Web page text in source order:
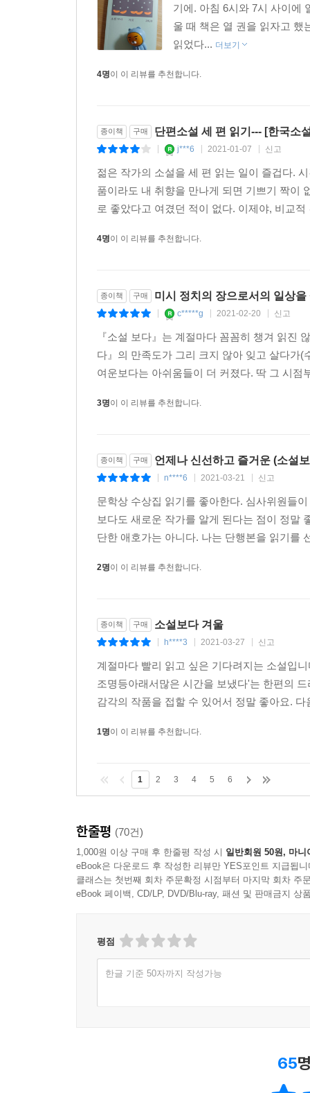
기에. 아침 6시와 7시 사이에
울 때 책은 열 권을 읽자고 했
읽었다... 더보기
4명이 이 리뷰를 추천합니다.
종이책 구매 단편소설 세 편 읽기--- [한국소
j***6 2021-01-07 신고
젊은 작가의 소설을 세 편 읽는 일이 즐겁다.
품이라도 내 취향을 만나게 되면 기쁘기 짝이
로 좋았다고 여겼던 적이 없다. 이제야, 비교
4명이 이 리뷰를 추천합니다.
종이책 구매 미시 정치의 장으로서의 일상
c*****g 2021-02-20 신고
『소설 보다』는 계절마다 꼼꼼히 챙겨 읽진
다』의 만족도가 그리 크지 않아 잊고 살다가
여운보다는 아쉬움들이 더 커졌다. 딱 그 시
3명이 이 리뷰를 추천합니다.
종이책 구매 언제나 신선하고 즐거운 (소설
n****6 2021-03-21 신고
문학상 수상집 읽기를 좋아한다. 심사위원들
보다도 새로운 작가를 알게 된다는 점이 정말
단한 애호가는 아니다. 나는 단행본을 읽기를
2명이 이 리뷰를 추천합니다.
종이책 구매 소설보다 겨울
h****3 2021-03-27 신고
계절마다 빨리 읽고 싶은 기다려지는 소설입
조명등아래서많은 시간을 보냈다'는 한편의
감각의 작품을 접할 수 있어서 정말 좋아요.
1명이 이 리뷰를 추천합니다.
1 2 3 4 5 6
한줄평 (70건)
1,000원 이상 구매 후 한줄평 작성 시 일반회원 50원, 마니
eBook은 다운로드 후 작성한 리뷰만 YES포인트 지급됩니
클래스는 첫번째 회차 주문확정 시점부터 마지막 회차 주
eBook 페이백, CD/LP, DVD/Blu-ray, 패션 및 판매금지 상
평점
한글 기준 50자까지 작성가능
65